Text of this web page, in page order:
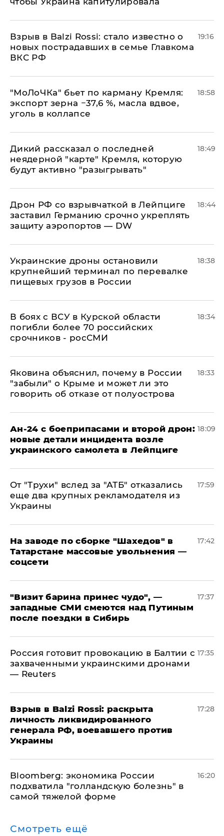
Взрыв в Balzi Rossi: стало известно о
новых пострадавших в семье Главкома
ВКС РФ
19:16
​"МоЛоЧКа" бьет по карману Кремля:
экспорт зерна −37,6 %, масла вдвое,
уголь в коллапсе
18:58
Дикий рассказал о последней
неядерной "карте" Кремля, которую
будут активно "разыгрывать"
18:49
​Дрон РФ со взрывчаткой в Лейпциге
заставил Германию срочно укреплять
защиту аэропортов — DW
18:44
Украинские дроны остановили
крупнейший терминал по перевалке
пищевых грузов в России
18:38
В боях с ВСУ в Курской области
погибли более 70 российских
срочников - росСМИ
18:34
Яковина объяснил, почему в России
"забыли" о Крыме и может ли это
говорить об отказе от полуострова
18:33
Ан-24 с боеприпасами и второй дрон:
новые детали инцидента возле
украинского самолета в Лейпциге
18:09
От "Трухи" вслед за "АТБ" отказались
еще два крупных рекламодателя из
Украины
17:59
На заводе по сборке "Шахедов" в
Татарстане массовые увольнения —
соцсети
17:42
"Визит барина принес чудо", —
западные СМИ смеются над Путиным
после поездки в Сибирь
17:37
​Россия готовит провокацию в Балтии с
захваченными украинскими дронами
— Reuters
17:35
​Взрыв в Balzi Rossi: раскрыта
личность ликвидированного
генерала РФ, воевавшего против
Украины
17:28
Bloomberg: экономика России
подхватила "голландскую болезнь" в
самой тяжелой форме
16:20
Смотреть ещё